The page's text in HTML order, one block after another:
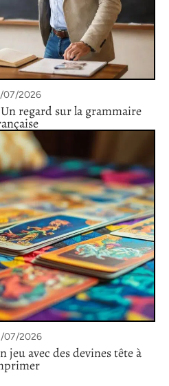
07/2026
regard sur la grammaire
07/2026
jeu avec des devines tête à